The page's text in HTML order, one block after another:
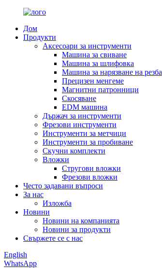
Дом
Продукти
Аксесоари за инструменти
Машина за свиване
Машина за шлифовка
Машина за нарязване на резба
Прецизен менгеме
Магнитни патронници
Скосяване
EDM машина
Държач за инструменти
Фрезови инструменти
Инструменти за метчици
Инструменти за пробиване
Скучни комплекти
Вложки
Стругови вложки
Фрезови вложки
Често задавани въпроси
За нас
Изложба
Новини
Новини на компанията
Новини за продукти
Свържете се с нас
English
WhatsApp